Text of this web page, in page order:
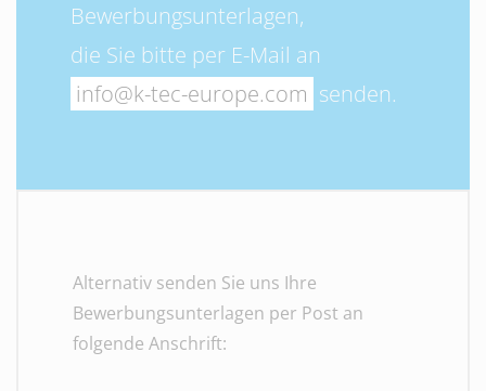
Bewerbungsunterlagen,
die Sie bitte per E-Mail an
info@k-tec-europe.com senden.
Alternativ senden Sie uns Ihre
Bewerbungsunterlagen per Post an
folgende Anschrift: